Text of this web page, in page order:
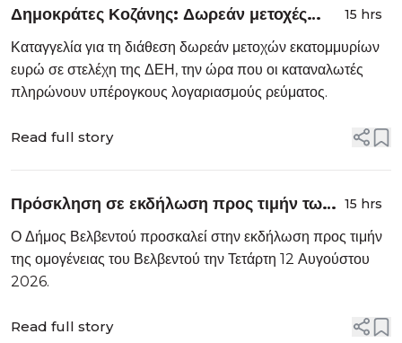
Δημοκράτες Κοζάνης: Δωρεάν μετοχές
εκατομμυρίων για στελέχη της ΔΕΗ, ενώ οι
πολίτες αντιμετωπίζουν ακρίβεια
15 hrs
Καταγγελία για τη διάθεση δωρεάν μετοχών εκατομμυρίων
ευρώ σε στελέχη της ΔΕΗ, την ώρα που οι καταναλωτές
πληρώνουν υπέρογκους λογαριασμούς ρεύματος.
Read full story
Πρόσκληση σε εκδήλωση προς τιμήν των
Ομογενών του Βελβεντού στις 12
Αυγούστου 2026
15 hrs
Ο Δήμος Βελβεντού προσκαλεί στην εκδήλωση προς τιμήν
της ομογένειας του Βελβεντού την Τετάρτη 12 Αυγούστου
2026.
Read full story